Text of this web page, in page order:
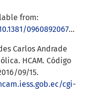
from:
Carlos Andrade
HCAM. Código
09/15.
cgi-